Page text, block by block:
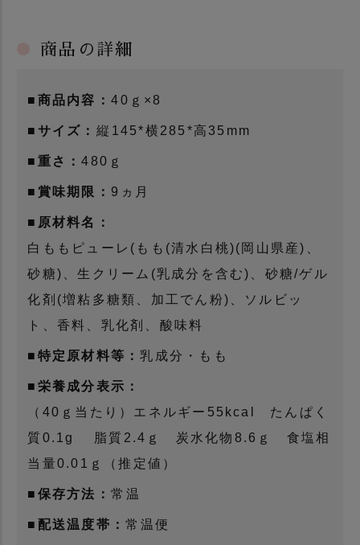
商品の詳細
■商品内容： 40ｇ×8
■サイズ： 縦145*横285*高35mm
■重さ：480ｇ
■賞味期限： 9ヵ月
■原材料名：
白ももピューレ(もも(清水白桃)(岡山県産)、
砂糖)、生クリーム(乳成分を含む)、砂糖/ゲル
化剤(増粘多糖類、加工でん粉)、ソルビッ
ト、香料、乳化剤、酸味料
■特定原材料等：乳成分・もも
■栄養成分表示：
（40ｇ当たり）エネルギー55kcal たんぱく
質0.1g 脂質2.4ｇ 炭水化物8.6ｇ 食塩相
当量0.01ｇ（推定値）
■保存方法： 常温
■配送温度帯：常温便